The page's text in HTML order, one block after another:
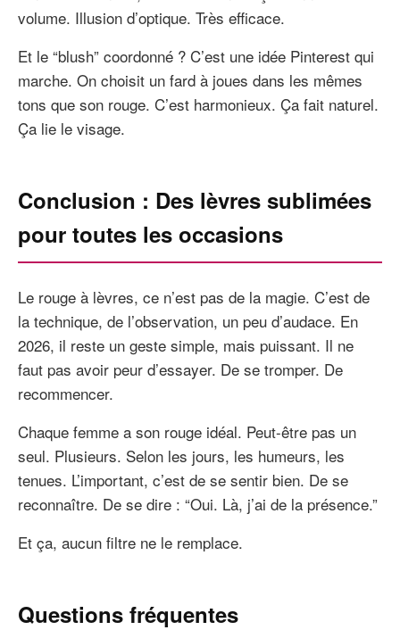
volume. Illusion d’optique. Très efficace.
Et le “blush” coordonné ? C’est une idée Pinterest qui
marche. On choisit un fard à joues dans les mêmes
tons que son rouge. C’est harmonieux. Ça fait naturel.
Ça lie le visage.
Conclusion : Des lèvres sublimées
pour toutes les occasions
Le rouge à lèvres, ce n’est pas de la magie. C’est de
la technique, de l’observation, un peu d’audace. En
2026, il reste un geste simple, mais puissant. Il ne
faut pas avoir peur d’essayer. De se tromper. De
recommencer.
Chaque femme a son rouge idéal. Peut-être pas un
seul. Plusieurs. Selon les jours, les humeurs, les
tenues. L’important, c’est de se sentir bien. De se
reconnaître. De se dire : “Oui. Là, j’ai de la présence.”
Et ça, aucun filtre ne le remplace.
Questions fréquentes